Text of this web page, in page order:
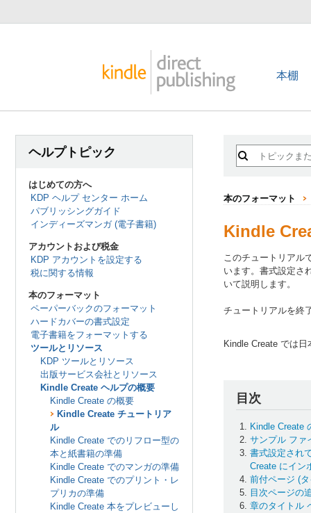
本棚
ヘルプトピック
はじめての方へ
KDP ヘルプ センター ホーム
パブリッシングガイド
インディーズマンガ (電子書籍)
アカウントおよび税金
KDP アカウントを設定する
税に関する情報
本のフォーマット
ペーパーバックのフォーマット
ハードカバーの書式設定
電子書籍をフォーマットする
ツールとリソース
KDP ツールとリソース
出版サービス会社とリソース
Kindle Create ヘルプの概要
Kindle Create の概要
Kindle Create チュートリア
ル
Kindle Create でのリフロー型の
本と紙書籍の準備
Kindle Create でのマンガの準備
Kindle Create でのプリント・レ
プリカの準備
Kindle Create 本をプレビューし
本のフォーマット
Kindle
このチュートリアル
います。書式設定さ
いて説明します。
チュートリアルを終
Kindle Create では
目次
Kindle Create
サンプル ファ
書式設定され
Create にイン
前付ページ (
目次ページの
章のタイトル